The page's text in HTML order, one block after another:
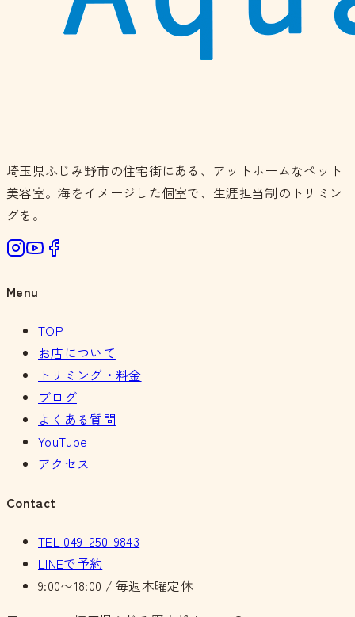
埼玉県ふじみ野市の住宅街にある、アットホームなペット
美容室。海をイメージした個室で、生涯担当制のトリミン
グを。
Menu
TOP
お店について
トリミング・料金
ブログ
よくある質問
YouTube
アクセス
Contact
TEL 049-250-9843
LINEで予約
9:00〜18:00 / 毎週木曜定休